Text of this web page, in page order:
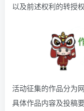
以及前述权利的转授权
活动征集的作品分为
具体作品内容及投稿要